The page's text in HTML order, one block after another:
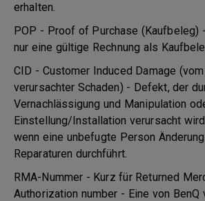
erhalten.
POP - Proof of Purchase (Kaufbeleg)
nur eine gültige Rechnung als
CID - Customer Induced Damage (vom
verursachter Schaden) - Defekt, der
Vernachlässigung und Manipulation
Einstellung/Installation verursacht
wenn eine unbefugte Person
Reparaturen durchführt.
RMA-Nummer - Kurz für Returned
Authorization number - Eine von BenQ